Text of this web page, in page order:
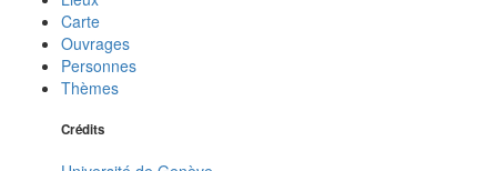
Carte
Ouvrages
Personnes
Thèmes
Crédits